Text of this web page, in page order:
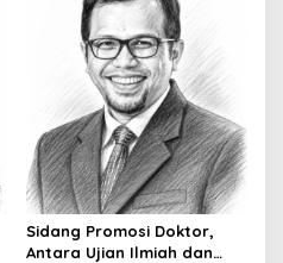
Sidang Promosi Doktor,
Antara Ujian Ilmiah dan